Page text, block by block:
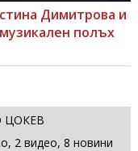
Димитрова и
полъх
ЦОКЕВ
2 видео, 8 новини